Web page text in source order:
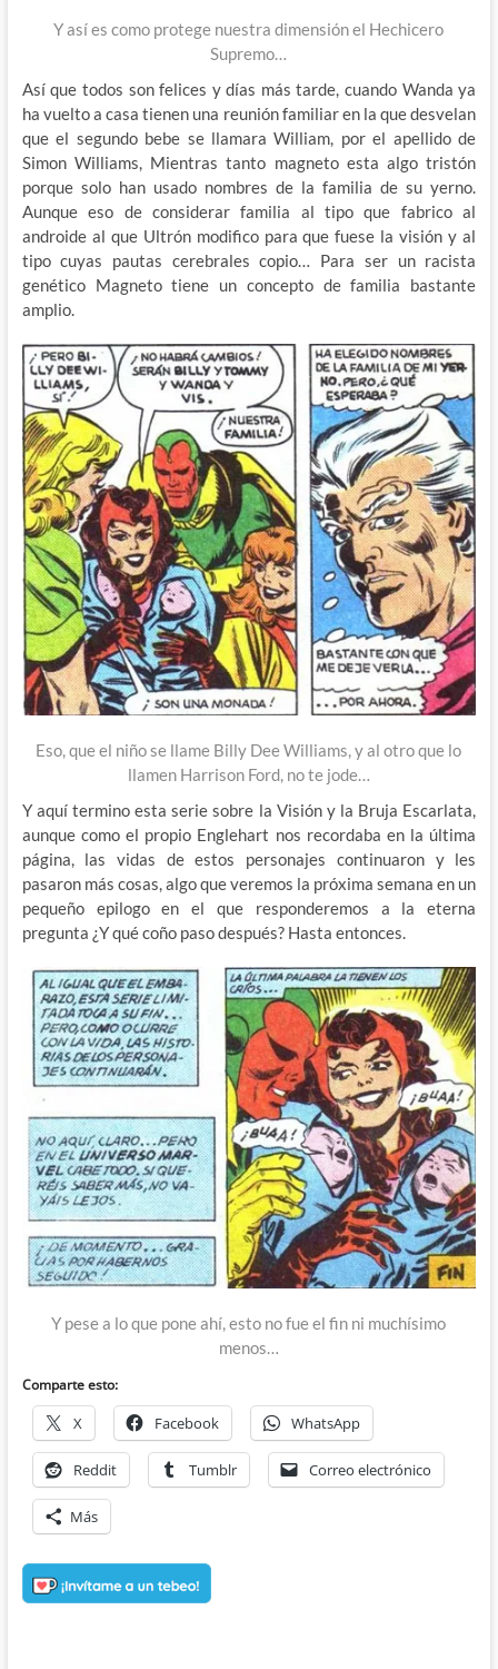
Y así es como protege nuestra dimensión el Hechicero
Supremo…
Así que todos son felices y días más tarde, cuando Wanda ya
ha vuelto a casa tienen una reunión familiar en la que desvelan
que el segundo bebe se llamara William, por el apellido de
Simon Williams, Mientras tanto magneto esta algo tristón
porque solo han usado nombres de la familia de su yerno.
Aunque eso de considerar familia al tipo que fabrico al
androide al que Ultrón modifico para que fuese la visión y al
tipo cuyas pautas cerebrales copio… Para ser un racista
genético Magneto tiene un concepto de familia bastante
amplio.
Eso, que el niño se llame Billy Dee Williams, y al otro que lo
llamen Harrison Ford, no te jode…
Y aquí termino esta serie sobre la Visión y la Bruja Escarlata,
aunque como el propio Englehart nos recordaba en la última
página, las vidas de estos personajes continuaron y les
pasaron más cosas, algo que veremos la próxima semana en un
pequeño epilogo en el que responderemos a la eterna
pregunta ¿Y qué coño paso después? Hasta entonces.
Y pese a lo que pone ahí, esto no fue el fin ni muchísimo
menos…
Comparte esto:
X Facebook WhatsApp
Reddit Tumblr Correo electrónico
Más